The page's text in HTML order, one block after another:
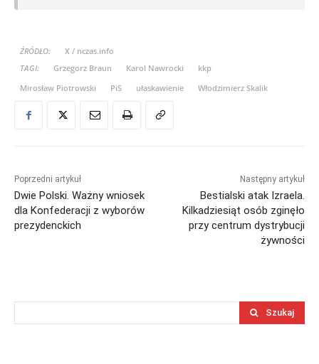
ŹRÓDŁO:
X / nczas.info
TAGI:
Grzegorz Braun Karol Nawrocki
kkp
Mirosław Piotrowski
PiS ułaskawienie Włodzimierz Skalik
Poprzedni artykuł
Dwie Polski. Ważny wniosek
dla Konfederacji z wyborów
prezydenckich
Następny artykuł
Bestialski atak Izraela.
Kilkadziesiąt osób zginęło
przy centrum dystrybucji
żywności
Szukaj